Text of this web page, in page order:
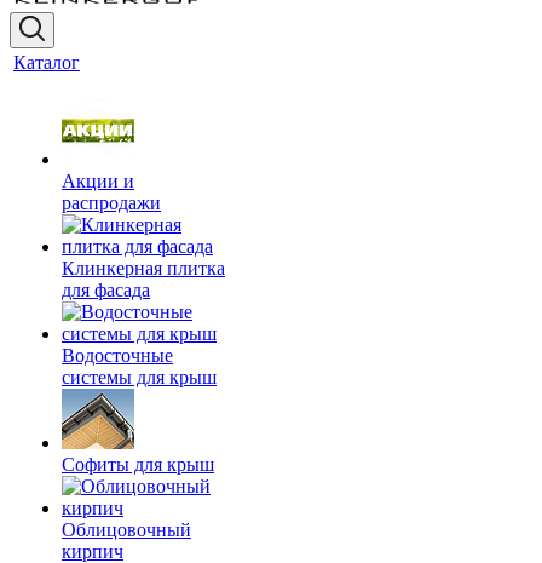
Каталог
Акции и
распродажи
Клинкерная плитка
для фасада
Водосточные
системы для крыш
Софиты для крыш
Облицовочный
кирпич